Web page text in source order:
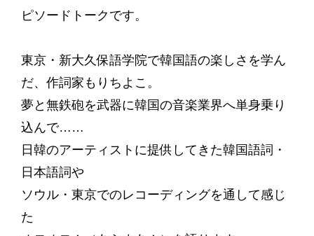
ピソードトークです。
東京・新大久保語学院で韓国語の楽しさを学ん
だ、作詞家もりちよこ。
夢と無鉄砲を武器に韓国の音楽業界へ単身乗り
込んで……
日韓のアーティストに提供してきた韓国語詞・
日本語詞や
ソウル・東京でのレコーディングを通して感じ
た